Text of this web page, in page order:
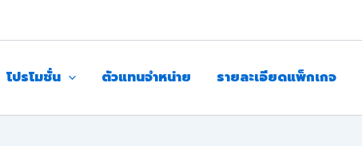
โปรโมชั่น ตัวแทนจำหน่าย รายละเอียดแพ็กเกจ